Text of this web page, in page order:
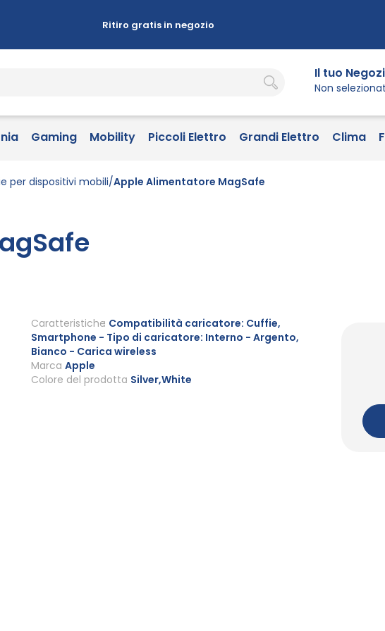
Ritiro gratis in negozio
Il tuo
Non
Gaming Mobility Piccoli Elettro Grandi Elettro Clima
per dispositivi mobili Apple Alimentatore MagSafe
Marca Apple
Caratteristiche Compatibilità caricatore: Cuffie,
Smartphone - Tipo di caricatore: Interno - Argento,
Bianco - Carica wireless
Colore del prodotto Silver,White